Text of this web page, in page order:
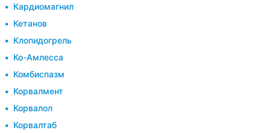
Кардиомагнил
Кетанов
Клопидогрель
Ко-Амлесса
Комбиспазм
Корвалмент
Корвалол
Корвалтаб